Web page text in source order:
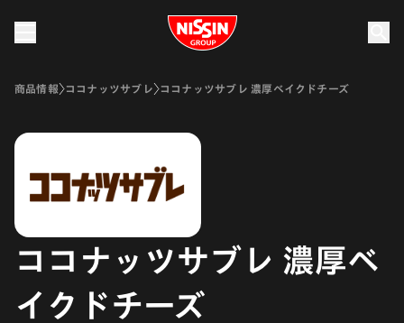
Nissin Group
商品情報 ココナッツサブレ ココナッツサブレ 濃厚ベイクドチーズ
ココナッツサブレ 濃厚ベ
イクドチーズ